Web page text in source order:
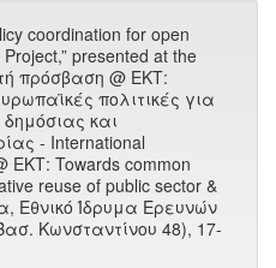
coordination for open
presented at the
πρόσβαση @ ΕΚΤ:
πολιτικές για
και
- International
ΕΚΤ: Towards common
reuse of public sector &
Εθνικό Ίδρυμα Ερευνών
Κωνσταντίνου 48), 17-